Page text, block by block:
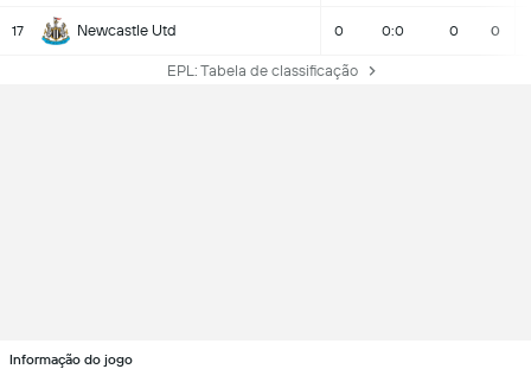
17 Newcastle Utd 0 0:0 0 0
EPL: Tabela de classificação
Informação do jogo